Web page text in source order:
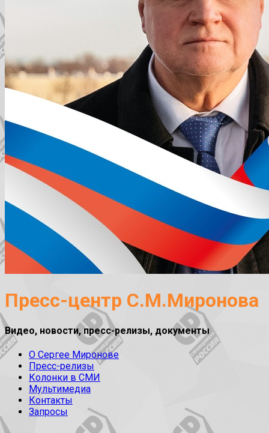
Пресс-центр С.М.Миронова
Видео, новости, пресс-релизы, документы
О Сергее Миронове
Пресс-релизы
Колонки в СМИ
Мультимедиа
Контакты
Запросы